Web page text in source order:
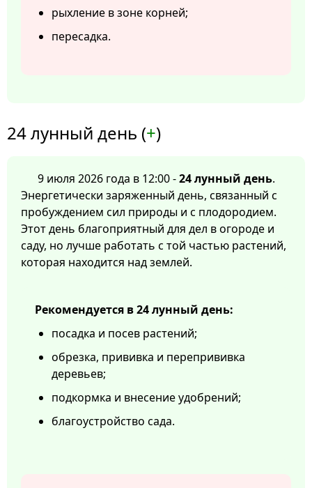
рыхление в зоне корней;
пересадка.
24 лунный день (+)
9 июля 2026 года в 12:00 -24 лунный день.
Энергетически заряженный день, связанный с
пробуждением сил природы и с плодородием.
Этот день благоприятный для дел в огороде и
саду, но лучше работать с той частью растений,
которая находится над землей.
Рекомендуется в 24 лунный день:
посадка и посев растений;
обрезка, прививка и перепрививка
деревьев;
подкормка и внесение удобрений;
благоустройство сада.